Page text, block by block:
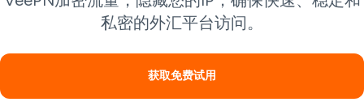
私密的外汇平台访问。
获取免费试用